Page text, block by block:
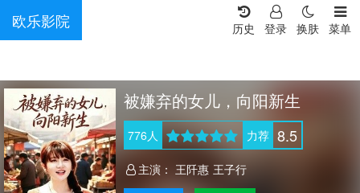
欧乐影院 菜单
换肤
登录
历史
被嫌弃的女儿，向阳新生
776人 力荐 8.5
主演： 王阡惠 王子行